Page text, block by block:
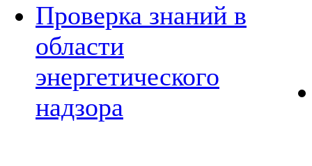
Проверка знаний в
области
энергетического
надзора